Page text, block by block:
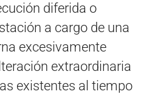
diferida o
a cargo de una
excesivamente
extraordinaria
existentes al tiempo